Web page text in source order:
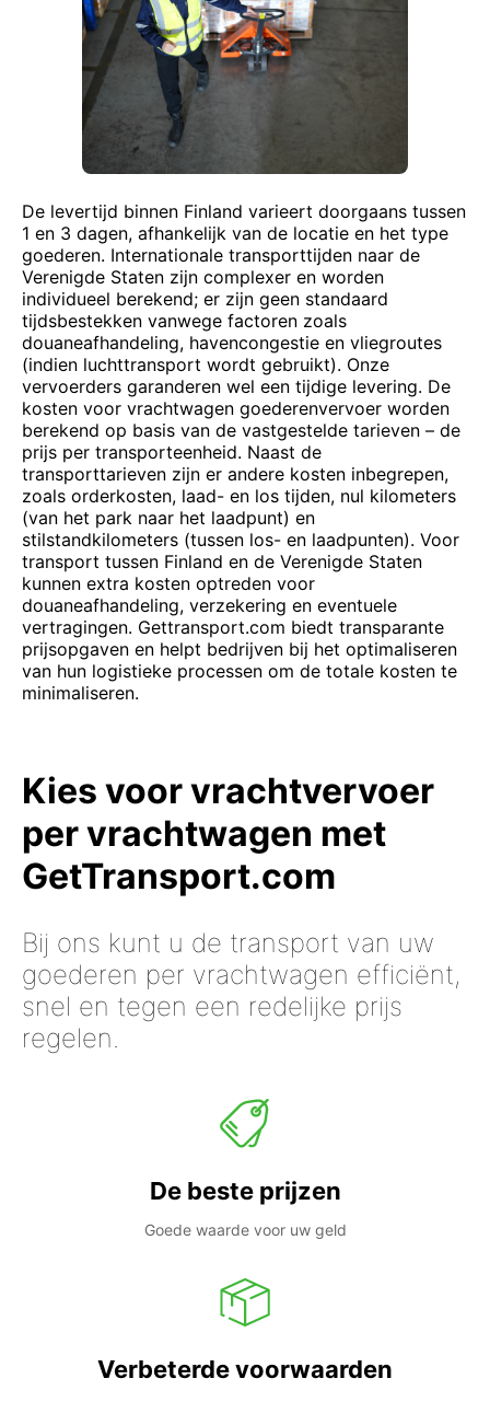
De levertijd binnen Finland varieert doorgaans tussen
1 en 3 dagen, afhankelijk van de locatie en het type
goederen. Internationale transporttijden naar de
Verenigde Staten zijn complexer en worden
individueel berekend; er zijn geen standaard
tijdsbestekken vanwege factoren zoals
douaneafhandeling, havencongestie en vliegroutes
(indien luchttransport wordt gebruikt). Onze
vervoerders garanderen wel een tijdige levering. De
kosten voor vrachtwagen goederenvervoer worden
berekend op basis van de vastgestelde tarieven – de
prijs per transporteenheid. Naast de
transporttarieven zijn er andere kosten inbegrepen,
zoals orderkosten, laad- en los tijden, nul kilometers
(van het park naar het laadpunt) en
stilstandkilometers (tussen los- en laadpunten). Voor
transport tussen Finland en de Verenigde Staten
kunnen extra kosten optreden voor
douaneafhandeling, verzekering en eventuele
vertragingen. Gettransport.com biedt transparante
prijsopgaven en helpt bedrijven bij het optimaliseren
van hun logistieke processen om de totale kosten te
minimaliseren.
Kies voor vrachtvervoer
per vrachtwagen met
GetTransport.com
Bij ons kunt u de transport van uw
goederen per vrachtwagen efficiënt,
snel en tegen een redelijke prijs
regelen.
De beste prijzen
Goede waarde voor uw geld
Verbeterde voorwaarden